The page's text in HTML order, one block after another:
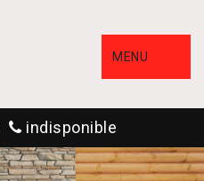
MENU
indisponible